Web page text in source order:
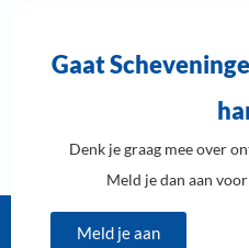
Gaat
Denk je graag mee over
Meld je dan aan
Meld je aan